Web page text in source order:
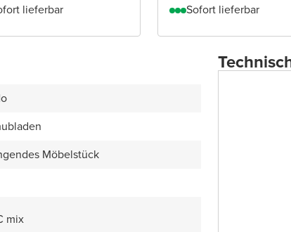
lieferbar Sofort lieferbar
Möbelstück
mix